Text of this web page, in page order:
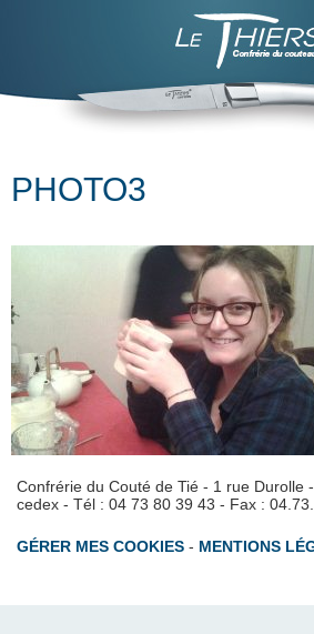
PHOTO3
Confrérie du Couté de Tié - 1 rue Durolle
cedex - Tél : 04 73 80 39 43 - Fax :
GÉRER MES COOKIES - MENTIONS